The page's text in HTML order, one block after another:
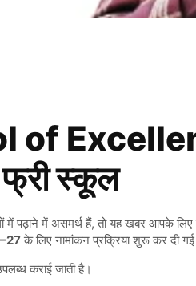
फ्री स्कूल
में असमर्थ हैं, तो यह खबर आपके लिए
के लिए नामांकन प्रक्रिया शुरू कर दी
कराई जाती है।